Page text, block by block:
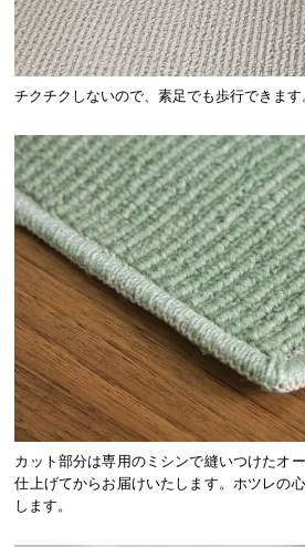
チクチクしないので、素足でも歩行できます
カット部分は専用のミシンで縫いつけたオ
仕上げてからお届けいたします。ホツレの
します。